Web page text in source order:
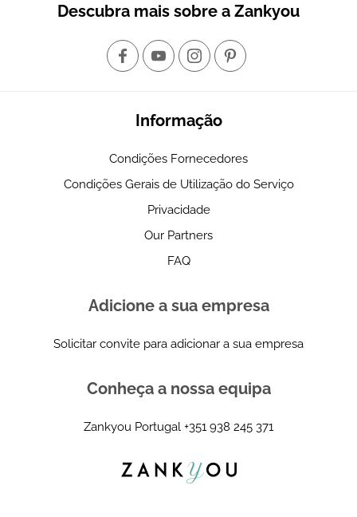
Descubra mais sobre a Zankyou
Informação
Condições Fornecedores
Condições Gerais de Utilização do Serviço
Privacidade
Our Partners
FAQ
Adicione a sua empresa
Solicitar convite para adicionar a sua empresa
Conheça a nossa equipa
Zankyou Portugal +351 938 245 371